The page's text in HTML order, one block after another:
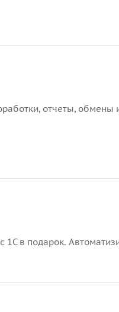
отчеты,
1С в подарок.